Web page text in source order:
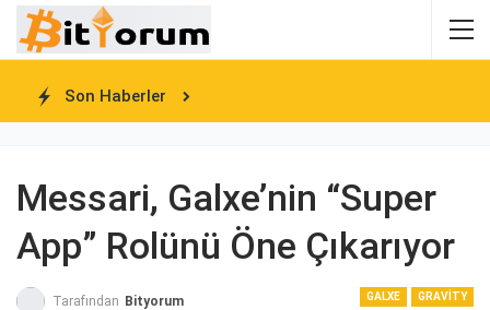
Son Haberler
Messari, Galxe’nin “Super
App” Rolünü Öne Çıkarıyor
GALXE GRAVITY
Tarafından Bityorum